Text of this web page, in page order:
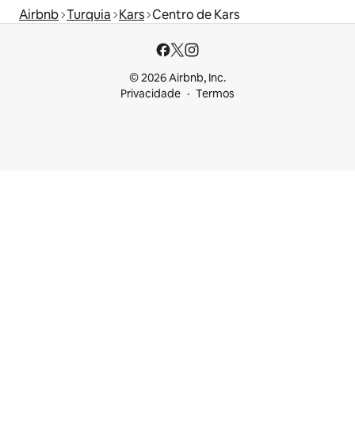
Airbnb Turquia Kars Centro de Kars
© 2026 Airbnb, Inc.
Privacidade
Termos